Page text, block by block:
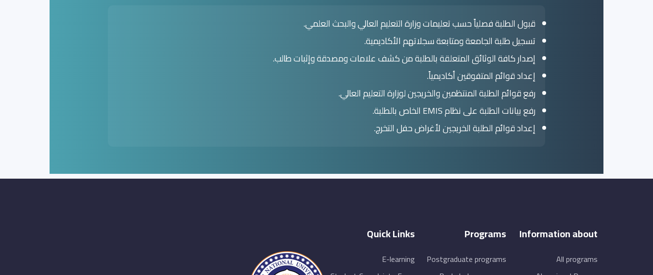
قبول الطلبة فصلياً حسب تعليمات وزارة التعليم العالي والبحث العلمي.
تسجيل طلبة الجامعة ومتابعة سجلاتهم الأكاديمية.
إصدار كافة الوثائق المتعلقة بالطلبة من كشف علامات ومصدقة وإثبات طالب.
إعداد قوائم المتفوقين أكاديمياً.
رفع قوائم الطلبة المنتظمين والخريجين لوزارة التعليم العالي.
رفع بيانات الطلبة على نظام EMIS الخاص بالطلبة.
إعداد قوائم الطلبة الخريجين لأغراض حفل التخرج.
Information about
All programs
Programs
Postgraduate programs
Quick Links
E-learning